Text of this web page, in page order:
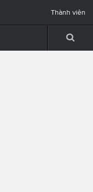
Thành viên